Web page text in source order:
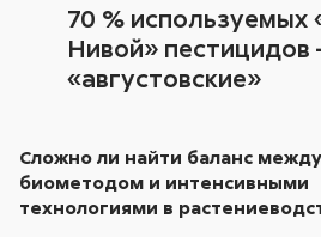
70 % используемых
Нивой»
«августовские»
Сложно ли найти баланс между
биометодом и интенсивными
технологиями в